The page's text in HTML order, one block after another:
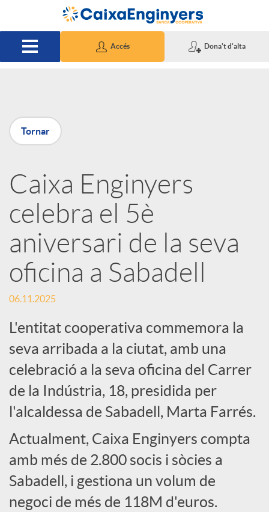
Salta al contingut principal
Accés Dona't d'alta
P
u
b
l
i
c
a
d
o
r
d
Tornar
Caixa Enginyers
celebra el 5è
aniversari de la seva
oficina a Sabadell
06.11.2025
L'entitat cooperativa commemora la
seva arribada a la ciutat, amb una
celebració a la seva oficina del Carrer
de la Indústria, 18, presidida per
l'alcaldessa de Sabadell, Marta Farrés.
Actualment, Caixa Enginyers compta
amb més de 2.800 socis i sòcies a
Sabadell, i gestiona un volum de
negoci de més de 118M d'euros.